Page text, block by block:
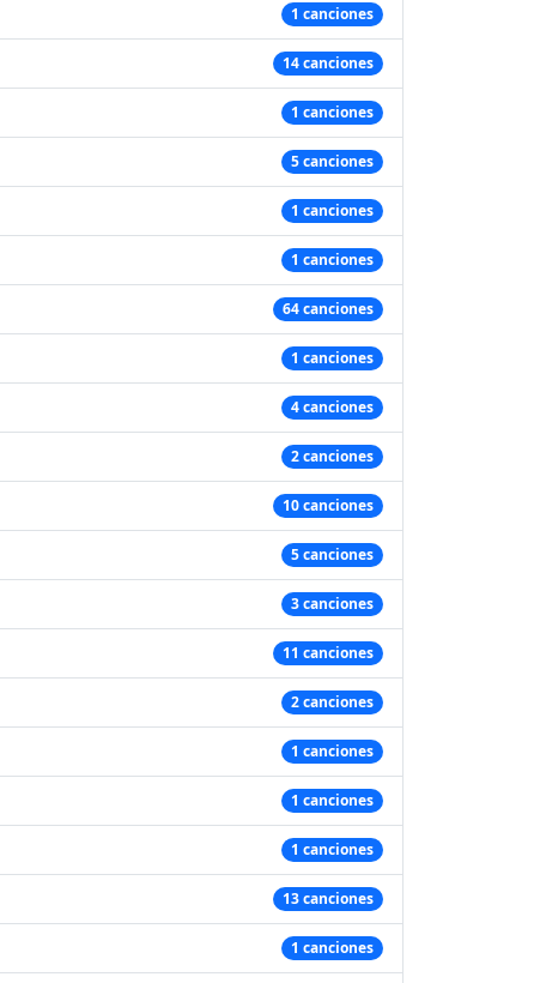
1 canciones
14 canciones
1 canciones
5 canciones
1 canciones
1 canciones
64 canciones
1 canciones
4 canciones
2 canciones
10 canciones
5 canciones
3 canciones
11 canciones
2 canciones
1 canciones
1 canciones
1 canciones
13 canciones
1 canciones